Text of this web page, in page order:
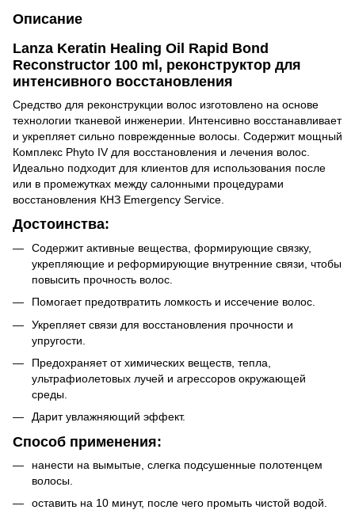
Описание
Lanza Keratin Healing Oil Rapid Bond
Reconstructor 100 ml, реконструктор для
интенсивного восстановления
Средство для реконструкции волос изготовлено на основе
технологии тканевой инженерии. Интенсивно восстанавливает
и укрепляет сильно поврежденные волосы. Содержит мощный
Комплекс Phyto IV для восстановления и лечения волос.
Идеально подходит для клиентов для использования после
или в промежутках между салонными процедурами
восстановления КНЗ Emergency Service.
Достоинства:
Содержит активные вещества, формирующие связку,
укрепляющие и реформирующие внутренние связи, чтобы
повысить прочность волос.
Помогает предотвратить ломкость и иссечение волос.
Укрепляет связи для восстановления прочности и
упругости.
Предохраняет от химических веществ, тепла,
ультрафиолетовых лучей и агрессоров окружающей
среды.
Дарит увлажняющий эффект.
Способ применения:
нанести на вымытые, слегка подсушенные полотенцем
волосы.
оставить на 10 минут, после чего промыть чистой водой.